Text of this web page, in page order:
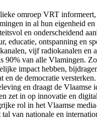
omroep VRT informeert,
in al hun eigenheid
en onderscheidend
educatie, ontspanning en
vijf radiokanalen en
90% van alle Vlamingen.
impact hebben,
en de democratie
en draagt de Vlaamse
zet in op innovatie en
rol in het Vlaamse
van nationale en